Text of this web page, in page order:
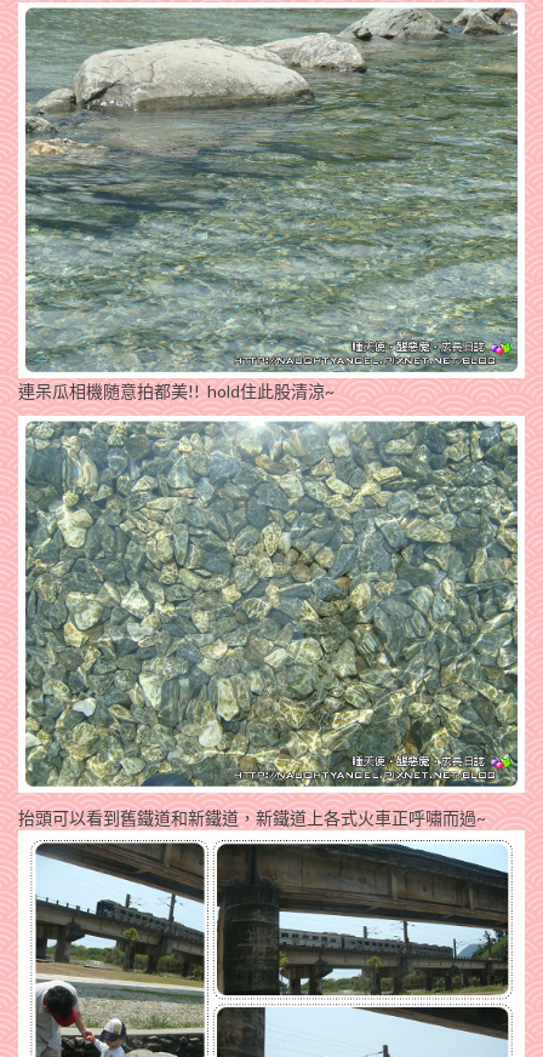
連呆瓜相機随意拍都美!! hold住此股清涼~
抬頭可以看到舊鐵道和新鐵道，新鐵道上各式火車正呼嘯而過~